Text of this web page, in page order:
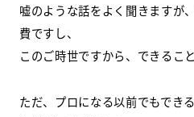
スクールマガジン
コンセプト
受講の流れ
嘘のような話をよく聞きますが
費ですし、
このご時世ですから、できるこ
ただ、プロになる以前でもでき